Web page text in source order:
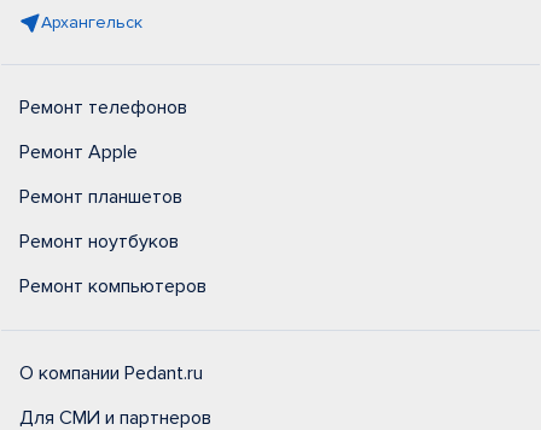
Архангельск
Ремонт телефонов
Ремонт Apple
Ремонт планшетов
Ремонт ноутбуков
Ремонт компьютеров
О компании Pedant.ru
Для СМИ и партнеров